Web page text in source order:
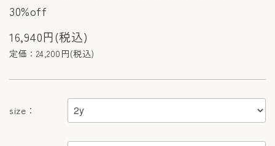
30%off
16,940円(税込)
定価：24,200円(税込)
size：